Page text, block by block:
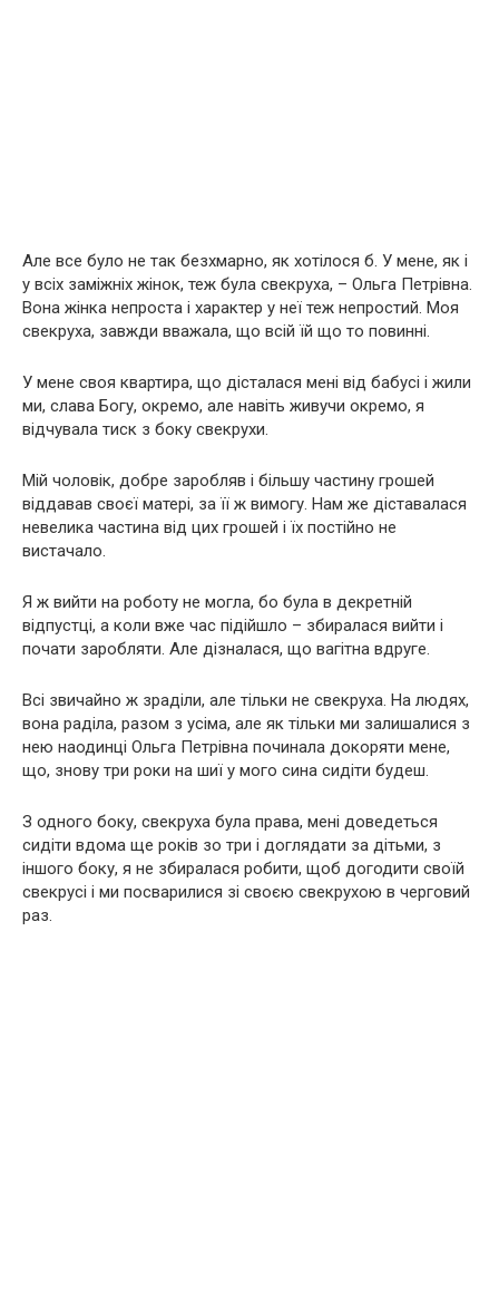
Але все було не так безхмарно, як хотілося б. У мене, як і
у всіх заміжніх жінок, теж була свекруха, – Ольга Петрівна.
Вона жінка непроста і характер у неї теж непростий. Моя
свекруха, завжди вважала, що всій їй що то повинні.
У мене своя квартира, що дісталася мені від бабусі і жили
ми, слава Богу, окремо, але навіть живучи окремо, я
відчувала тиск з боку свекрухи.
Мій чоловік, добре заробляв і більшу частину грошей
віддавав своєї матері, за її ж вимогу. Нам же діставалася
невелика частина від цих грошей і їх постійно не
вистачало.
Я ж вийти на роботу не могла, бо була в декретній
відпустці, а коли вже час підійшло – збиралася вийти і
почати заробляти. Але дізналася, що вагітна вдруге.
Всі звичайно ж зраділи, але тільки не свекруха. На людях,
вона раділа, разом з усіма, але як тільки ми залишалися з
нею наодинці Ольга Петрівна починала докоряти мене,
що, знову три роки на шиї у мого сина сидіти будеш.
З одного боку, свекруха була права, мені доведеться
сидіти вдома ще років зо три і доглядати за дітьми, з
іншого боку, я не збиралася робити, щоб догодити своїй
свекрусі і ми посварилися зі своєю свекрухою в черговий
раз.